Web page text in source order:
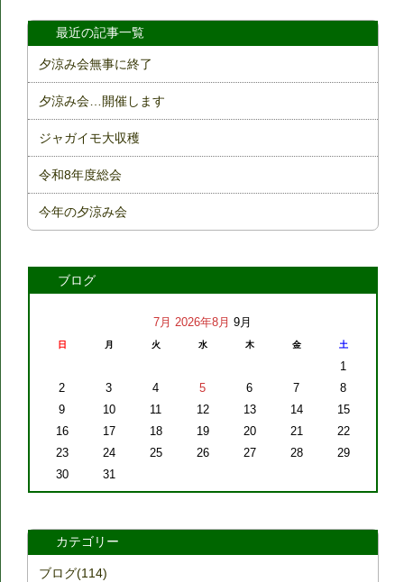
最近の記事一覧
夕涼み会無事に終了
夕涼み会…開催します
ジャガイモ大収穫
令和8年度総会
今年の夕涼み会
ブログ
7月 2026年8月 9月
日 月 火 水 木 金 土
1
2
3 4 5 6 7
8
9
10 11 12 13 14
15
16
17 18 19 20 21
22
23
24 25 26 27 28
29
30
31
カテゴリー
ブログ(114)